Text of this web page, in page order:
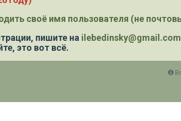
своё имя пользователя (не
пишите на ilebedinsky@gmail.com
это вот всё.